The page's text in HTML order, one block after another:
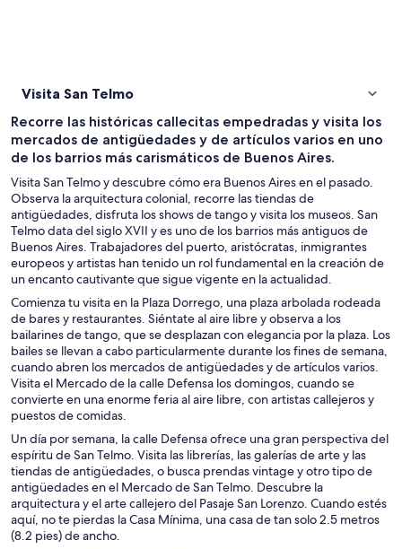
Visita San Telmo
Recorre las históricas callecitas empedradas y visita los
mercados de antigüedades y de artículos varios en uno
de los barrios más carismáticos de Buenos Aires.
Visita San Telmo y descubre cómo era Buenos Aires en el pasado.
Observa la arquitectura colonial, recorre las tiendas de
antigüedades, disfruta los shows de tango y visita los museos. San
Telmo data del siglo XVII y es uno de los barrios más antiguos de
Buenos Aires. Trabajadores del puerto, aristócratas, inmigrantes
europeos y artistas han tenido un rol fundamental en la creación de
un encanto cautivante que sigue vigente en la actualidad.
Comienza tu visita en la Plaza Dorrego, una plaza arbolada rodeada
de bares y restaurantes. Siéntate al aire libre y observa a los
bailarines de tango, que se desplazan con elegancia por la plaza. Los
bailes se llevan a cabo particularmente durante los fines de semana,
cuando abren los mercados de antigüedades y de artículos varios.
Visita el Mercado de la calle Defensa los domingos, cuando se
convierte en una enorme feria al aire libre, con artistas callejeros y
puestos de comidas.
Un día por semana, la calle Defensa ofrece una gran perspectiva del
espíritu de San Telmo. Visita las librerías, las galerías de arte y las
tiendas de antigüedades, o busca prendas vintage y otro tipo de
antigüedades en el Mercado de San Telmo. Descubre la
arquitectura y el arte callejero del Pasaje San Lorenzo. Cuando estés
aquí, no te pierdas la Casa Mínima, una casa de tan solo 2.5 metros
(8.2 pies) de ancho.